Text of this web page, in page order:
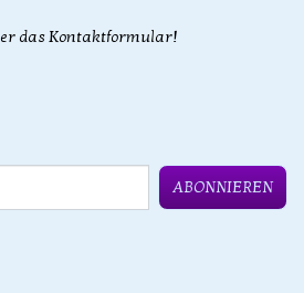
das Kontaktformular!
ABONNIEREN